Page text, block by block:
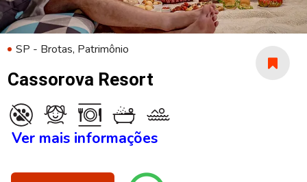
SP - Brotas, Patrimônio
Cassorova Resort
Ver mais informações